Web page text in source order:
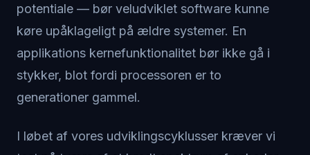
potentiale — bør veludviklet software kunne
køre upåklageligt på ældre systemer. En
applikations kernefunktionalitet bør ikke gå i
stykker, blot fordi processoren er to
generationer gammel.
I løbet af vores udviklingscyklusser kræver vi